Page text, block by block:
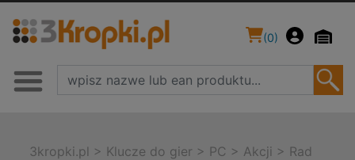
(0)
3kropki.pl > Klucze do gier > PC > Akcji > Rad